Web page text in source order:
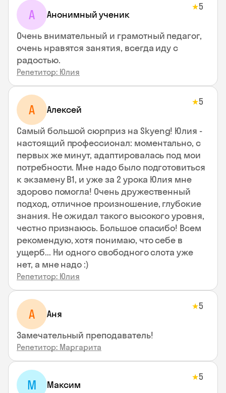
А Анонимный ученик
★5
Очень внимательный и грамотный педагог,
очень нравятся занятия, всегда иду с
радостью.
Репетитор: Юлия
А Алексей
★5
Самый большой сюрприз на Skyeng! Юлия -
настоящий профессионал: моментально, с
первых же минут, адаптировалась под мои
потребности. Мне надо было подготовиться
к экзамену В1, и уже за 2 урока Юлия мне
здорово помогла! Очень дружественный
подход, отличное произношение, глубокие
знания. Не ожидал такого высокого уровня,
честно признаюсь. Большое спасибо! Всем
рекомендую, хотя понимаю, что себе в
ущерб... Ни одного свободного слота уже
нет, а мне надо :)
Репетитор: Юлия
А Аня
★5
Замечательный преподаватель!
Репетитор: Маргарита
М Максим
★5